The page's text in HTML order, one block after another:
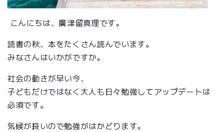
こんにちは、廣津留真理です。
読書の秋、本をたくさん読んでいます。
みなさんはいかがですか。
社会の動きが早い今、
子どもだけではなく大人も日々勉強してアップデートは
必須です。
気候が良いので勉強がはかどります。